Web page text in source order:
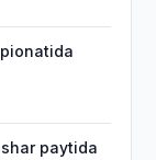
paytida